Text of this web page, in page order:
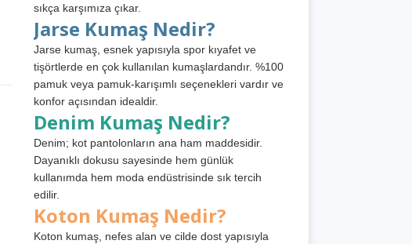
sıkça karşımıza çıkar.
Jarse Kumaş Nedir?
Jarse kumaş, esnek yapısıyla spor kıyafet ve
tişörtlerde en çok kullanılan kumaşlardandır. %100
pamuk veya pamuk-karışımlı seçenekleri vardır ve
konfor açısından idealdir.
Denim Kumaş Nedir?
Denim; kot pantolonların ana ham maddesidir.
Dayanıklı dokusu sayesinde hem günlük
kullanımda hem moda endüstrisinde sık tercih
edilir.
Koton Kumaş Nedir?
Koton kumaş, nefes alan ve cilde dost yapısıyla